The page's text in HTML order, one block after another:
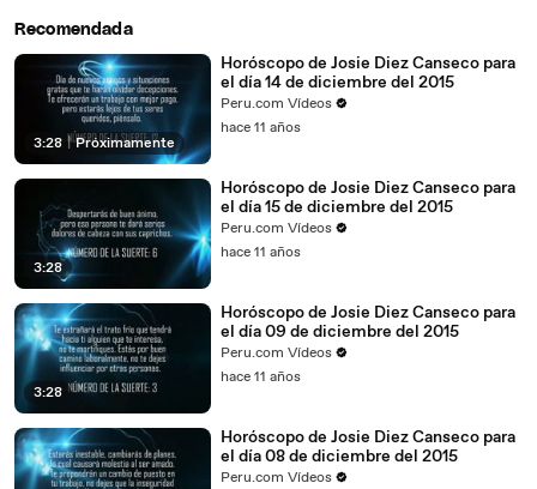
Recomendada
3:28 | Próximamente
Horóscopo de Josie Diez Canseco para
el día 14 de diciembre del 2015
Peru.com Vídeos
hace 11 años
3:28
Horóscopo de Josie Diez Canseco para
el día 15 de diciembre del 2015
Peru.com Vídeos
hace 11 años
3:28
Horóscopo de Josie Diez Canseco para
el día 09 de diciembre del 2015
Peru.com Vídeos
hace 11 años
Horóscopo de Josie Diez Canseco para
el día 08 de diciembre del 2015
Peru.com Vídeos